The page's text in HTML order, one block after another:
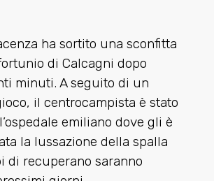
ha sortito una sconfitta
di Calcagni dopo
minuti. A seguito di un
il centrocampista è stato
emiliano dove gli è
la lussazione della spalla
di recuperano saranno